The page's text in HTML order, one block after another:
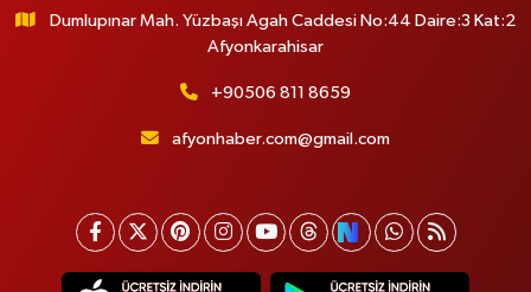
Dumlupınar Mah. Yüzbaşı Agah Caddesi No:44 Daire:3 Kat:2
Afyonkarahisar
+90506 811 8659
afyonhaber.com@gmail.com